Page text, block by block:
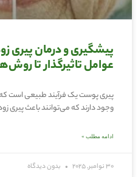
پیشگیری و درمان
عوامل تاثیرگذار تا
پیری پوست یک فرآیند طبیعی است که
وجود دارند که می‌توانند باعث
ادامه مطلب »
30 نوامبر, 2025 بدون دیدگاه